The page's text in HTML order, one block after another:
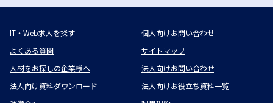
IT・Web求人を探す
個人向けお問い合わせ
よくある質問
サイトマップ
人材をお探しの企業様へ
法人向けお問い合わせ
法人向け資料ダウンロード
法人向けお役立ち資料一覧